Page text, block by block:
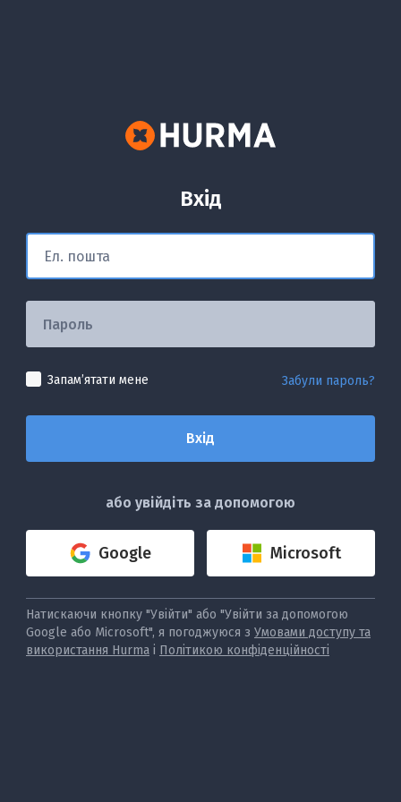
Вхід
Запамʼятати мене Забули пароль?
або увійдіть за допомогою
Google Microsoft
Натискаючи кнопку "Увійти" або "Увійти за допомогою
Google або Microsoft", я погоджуюся з Умовами доступу та
використання Hurma і Політикою конфіденційності